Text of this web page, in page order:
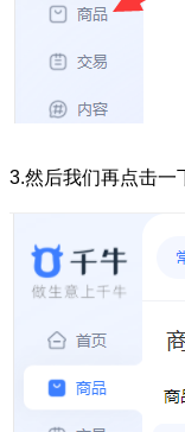
3.然后我们再点击一